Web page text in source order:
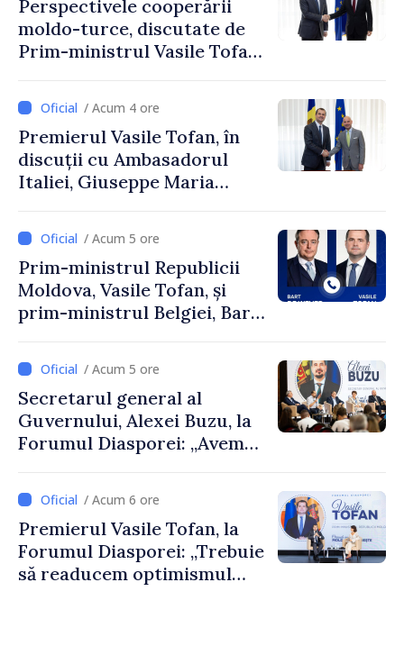
Perspectivele cooperării
moldo-turce, discutate de
Prim-ministrul Vasile Tofan
Uygar Mustafa Sertel
/ Acum 4 ore
Premierul Vasile Tofan, în
discuții cu Ambasadorul
Italiei, Giuseppe Maria
/ Acum 5 ore
Prim-ministrul Republicii
Moldova, Vasile Tofan, și
prim-ministrul Belgiei, Bart
despre parcursul european
al Republicii Moldova.
/ Acum 5 ore
Secretarul general al
Guvernului, Alexei Buzu, la
Forumul Diasporei: „Avem
dumneavoastră pentru a
construi comunități mai
puternice”
/ Acum 6 ore
Premierul Vasile Tofan, la
Forumul Diasporei: „Trebuie
să readucem optimismul